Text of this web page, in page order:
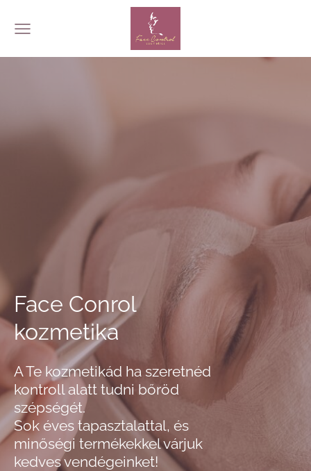
Face Conrol
kozmetika
A Te kozmetikád ha szeretnéd
kontroll alatt tudni bőröd
szépségét.
Sok éves tapasztalattal, és
minőségi termékekkel várjuk
kedves vendégeinket!